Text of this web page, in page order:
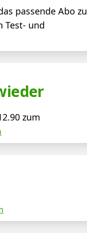
passende Abo zu
Test- und
zum